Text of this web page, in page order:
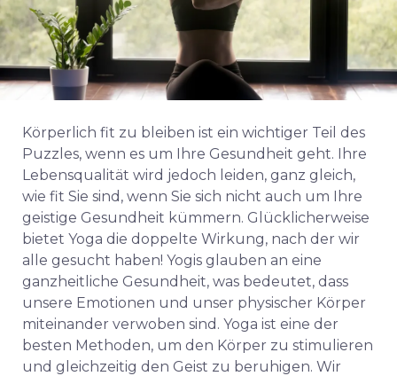
Körperlich fit zu bleiben ist ein wichtiger Teil des
Puzzles, wenn es um Ihre Gesundheit geht. Ihre
Lebensqualität wird jedoch leiden, ganz gleich,
wie fit Sie sind, wenn Sie sich nicht auch um Ihre
geistige Gesundheit kümmern. Glücklicherweise
bietet Yoga die doppelte Wirkung, nach der wir
alle gesucht haben! Yogis glauben an eine
ganzheitliche Gesundheit, was bedeutet, dass
unsere Emotionen und unser physischer Körper
miteinander verwoben sind. Yoga ist eine der
besten Methoden, um den Körper zu stimulieren
und gleichzeitig den Geist zu beruhigen. Wir